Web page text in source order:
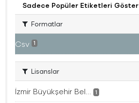
Sadece Popüler Etiketleri Göster
Formatlar
Csv 1
Lisanslar
İzmir Büyükşehir Bel... 1